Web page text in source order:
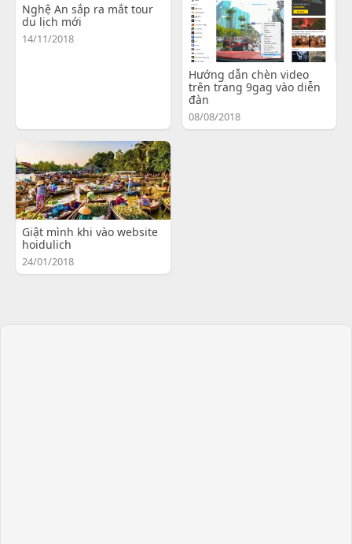
Nghệ An sắp ra mắt tour
du lịch mới
14/11/2018
Hướng dẫn chèn video
trên trang 9gag vào diễn
đàn
08/08/2018
Giật mình khi vào website
hoidulich
24/01/2018